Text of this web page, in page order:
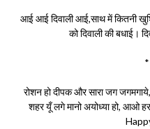
आई आई दिवाली आई,साथ में कितनी
को दिवाली की बधाई।
रोशन हो दीपक और सारा जग
शहर यूँ लगे मानो अयोध्या हो, आओ हर